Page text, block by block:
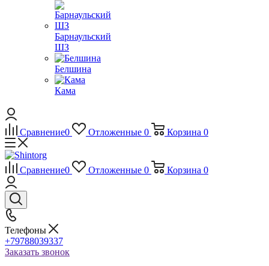
Барнаульский
ШЗ
Белшина
Кама
Сравнение0 Отложенные 0 Корзина 0
Сравнение0 Отложенные 0 Корзина 0
Телефоны
+79788039337
Заказать звонок